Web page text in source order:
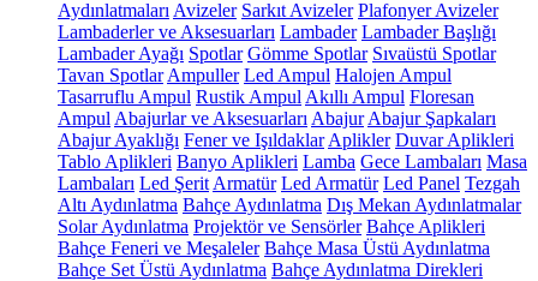
Aydınlatmaları Avizeler Sarkıt Avizeler Plafonyer Avizeler
Lambaderler ve Aksesuarları Lambader Lambader Başlığı
Lambader Ayağı Spotlar Gömme Spotlar Sıvaüstü Spotlar
Tavan Spotlar Ampuller Led Ampul Halojen Ampul
Tasarruflu Ampul Rustik Ampul Akıllı Ampul Floresan
Ampul Abajurlar ve Aksesuarları Abajur Abajur Şapkaları
Abajur Ayaklığı Fener ve Işıldaklar Aplikler Duvar Aplikleri
Tablo Aplikleri Banyo Aplikleri Lamba Gece Lambaları Masa
Lambaları Led Şerit Armatür Led Armatür Led Panel Tezgah
Altı Aydınlatma Bahçe Aydınlatma Dış Mekan Aydınlatmalar
Solar Aydınlatma Projektör ve Sensörler Bahçe Aplikleri
Bahçe Feneri ve Meşaleler Bahçe Masa Üstü Aydınlatma
Bahçe Set Üstü Aydınlatma Bahçe Aydınlatma Direkleri